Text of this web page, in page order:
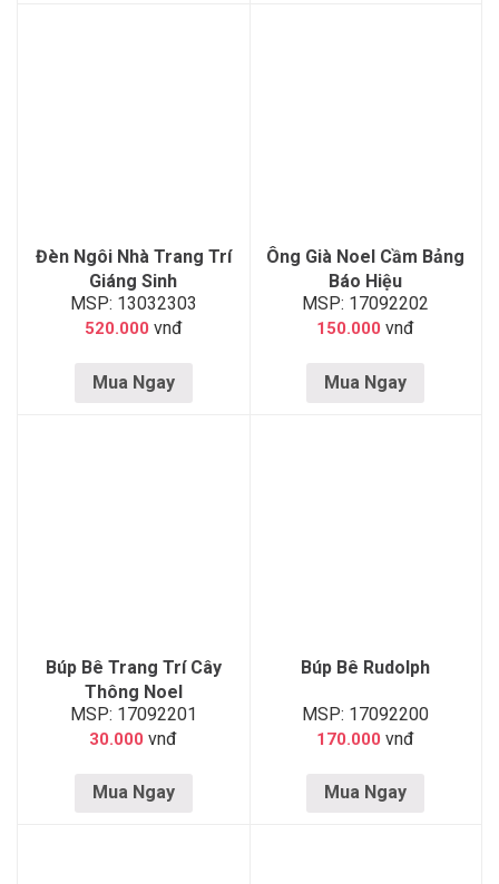
Đèn Ngôi Nhà Trang Trí
Giáng Sinh
MSP: 13032303
520.000 vnđ
Mua Ngay
Ông Già Noel Cầm Bảng
Báo Hiệu
MSP: 17092202
150.000 vnđ
Mua Ngay
Búp Bê Trang Trí Cây
Thông Noel
MSP: 17092201
30.000 vnđ
Mua Ngay
Búp Bê Rudolph
MSP: 17092200
170.000 vnđ
Mua Ngay